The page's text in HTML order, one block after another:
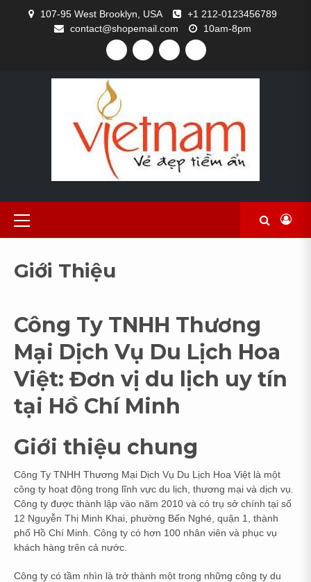
107-95 West Brooklyn, USA
+1 212-0123456789
contact@shopemail.com
10am-8pm
FACEBOOK
TWITTERGITHUBINSTAGRAM
Primary
Menu
Giới Thiệu
Công Ty TNHH Thương
Mại Dịch Vụ Du Lịch Hoa
Việt: Đơn vị du lịch uy tín
tại Hồ Chí Minh
Giới thiệu chung
Công Ty TNHH Thương Mại Dịch Vụ Du Lịch Hoa Việt là một
công ty hoạt động trong lĩnh vực du lịch, thương mại và dịch vụ.
Công ty được thành lập vào năm 2010 và có trụ sở chính tại số
12 Nguyễn Thị Minh Khai, phường Bến Nghé, quận 1, thành
phố Hồ Chí Minh. Công ty có hơn 100 nhân viên và phục vụ
khách hàng trên cả nước.
Công ty có tầm nhìn là trở thành một trong những công ty du